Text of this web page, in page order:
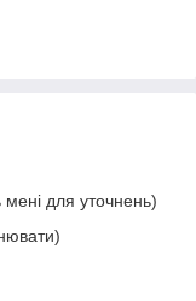
мені для уточнень)